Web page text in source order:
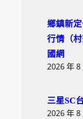
鄉鎮新
行情（
國網
2026 年 8
三星SC
2026 年 8